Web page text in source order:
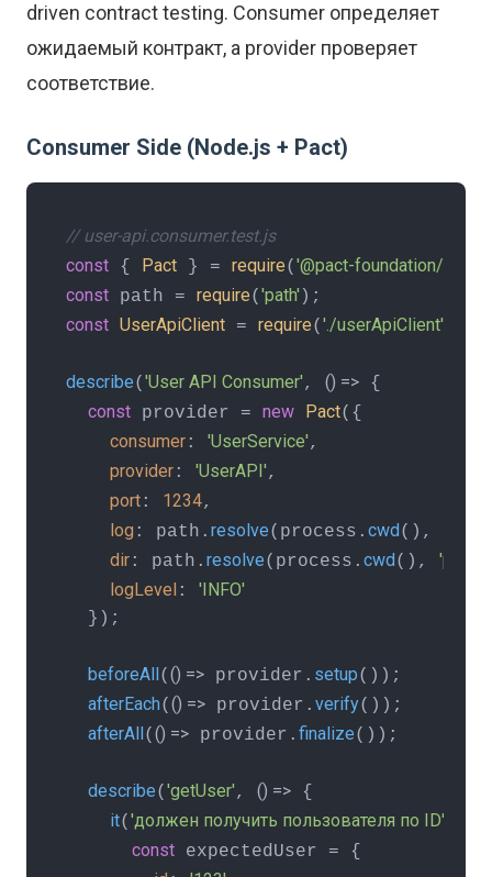
driven contract testing. Consumer определяет
ожидаемый контракт, а provider проверяет
соответствие.
Consumer Side (Node.js + Pact)
// user-api.consumer.test.js
const { Pact } = require( '@pact-foundation/pact'
const path = require( 'path'
const UserApiClient = require( './userApiClient'
describe( 'User API Consumer', () => {
const provider = new Pact({
consumer : 'UserService',
provider : 'UserAPI',
port : 1234,
log : path. resolve(process. cwd(),
dir : path. resolve(process. cwd(), 'pacts'
logLevel : 'INFO'
  });
beforeAll( () => provider. setup());
afterEach( () => provider. verify());
afterAll( () => provider. finalize());
describe( 'getUser', () => {
it( 'должен получить пользователя по ID'
const expectedUser = {